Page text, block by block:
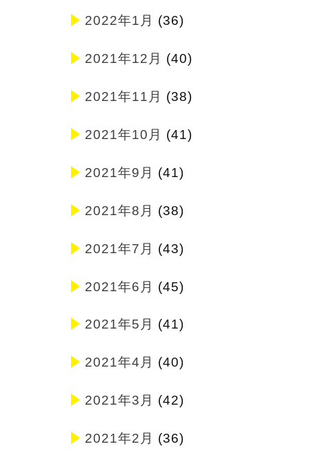
2022年1月 (36)
2021年12月 (40)
2021年11月 (38)
2021年10月 (41)
2021年9月 (41)
2021年8月 (38)
2021年7月 (43)
2021年6月 (45)
2021年5月 (41)
2021年4月 (40)
2021年3月 (42)
2021年2月 (36)